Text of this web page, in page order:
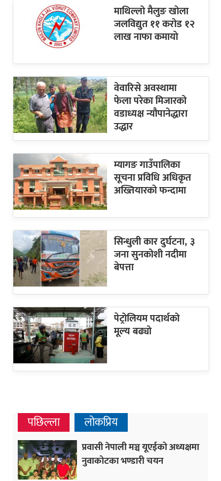
माथिल्लो मैलुङ खोला
जलविद्युत ११ करोड १२
लाख नाफा कमायाे
वेवारिसे अवस्थामा
फेला परेका मिजारको
वडाध्यक्ष न्यौपानेद्धारा
उद्धार
म्यागङ गाउँपालिका
सूचना प्रविधि अधिकृत
अख्तियारको फन्दामा
सिन्धुली कार दुर्घटना, ३
जना सुनकोशी नदीमा
बेपत्ता
पेट्रोलियम पदार्थको
मूल्य बढ्यो
पछिल्ला लोकप्रिय
प्रवासी नेपाली मञ्च यूएईको अध्यक्षमा
नुवाकोटका भण्डारी चयन